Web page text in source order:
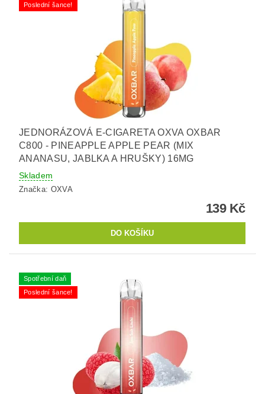
Poslední šance!
JEDNORÁZOVÁ E-CIGARETA OXVA OXBAR
C800 - PINEAPPLE APPLE PEAR (MIX
ANANASU, JABLKA A HRUŠKY) 16MG
Skladem
Značka: OXVA
139 Kč
Spotřební daň
Poslední šance!